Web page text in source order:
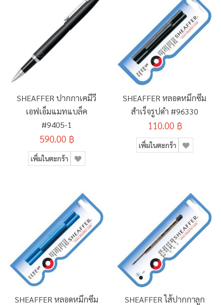
SHEAFFER ปากกาเคมีวี
เอฟเอ็มแมทแบล็ค
#9405-1
590.00 ฿
เพิ่มในตะกร้า
SHEAFFER หลอดหมึกซึม
สำเร็จรูปดำ #96330
110.00 ฿
เพิ่มในตะกร้า
SHEAFFER หลอดหมึกซึม
SHEAFFER ไส้ปากกาลูก